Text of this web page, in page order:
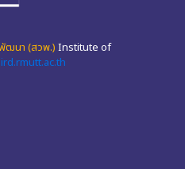
ฒนา (สวพ.) Institute of
ird.rmutt.ac.th